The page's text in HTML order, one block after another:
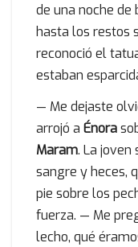
de una noche de
hasta los restos
reconoció el
estaban
— Me dejaste
arrojó a Énora
Maram. La joven
sangre y heces,
pie sobre los
fuerza. — Me
lecho, qué